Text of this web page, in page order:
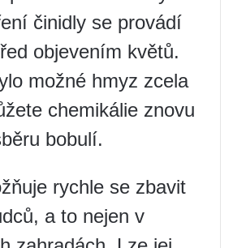
činidly se provádí
objevením květů.
možné hmyz zcela
chemikálie znovu
bobulí.
rychle se zbavit
a to nejen v